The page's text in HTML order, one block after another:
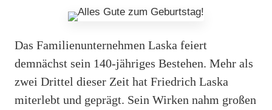
Das Familienunternehmen Laska feiert
demnächst sein 140-jähriges Bestehen. Mehr als
zwei Drittel dieser Zeit hat Friedrich Laska
miterlebt und geprägt. Sein Wirken nahm großen